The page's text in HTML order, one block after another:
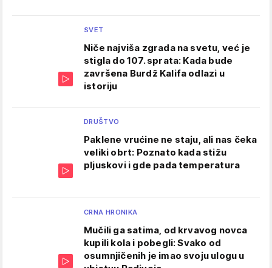
SVET
Niče najviša zgrada na svetu, već je
stigla do 107. sprata: Kada bude
završena Burdž Kalifa odlazi u
istoriju
DRUŠTVO
Paklene vrućine ne staju, ali nas čeka
veliki obrt: Poznato kada stižu
pljuskovi i gde pada temperatura
CRNA HRONIKA
Mučili ga satima, od krvavog novca
kupili kola i pobegli: Svako od
osumnjičenih je imao svoju ulogu u